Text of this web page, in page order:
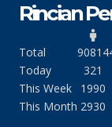
Rincian
Total 90814
Today
321
This Week
1990
This Month 2930